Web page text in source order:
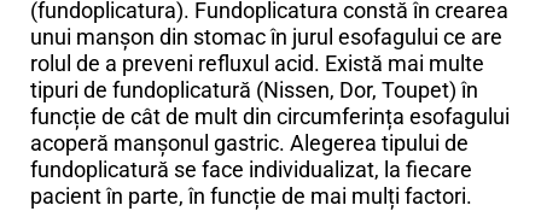
(fundoplicatura). Fundoplicatura constă în crearea
unui manșon din stomac în jurul esofagului ce are
rolul de a preveni refluxul acid. Există mai multe
tipuri de fundoplicatură (Nissen, Dor, Toupet) în
funcție de cât de mult din circumferința esofagului
acoperă manșonul gastric. Alegerea tipului de
fundoplicatură se face individualizat, la fiecare
pacient în parte, în funcție de mai mulți factori.